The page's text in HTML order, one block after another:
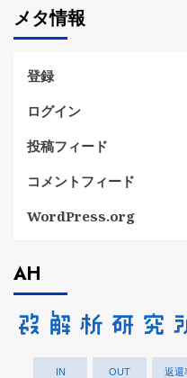
リ
ー
メタ情報
登録
ログイン
投稿フィード
コメントフィード
WordPress.org
AH